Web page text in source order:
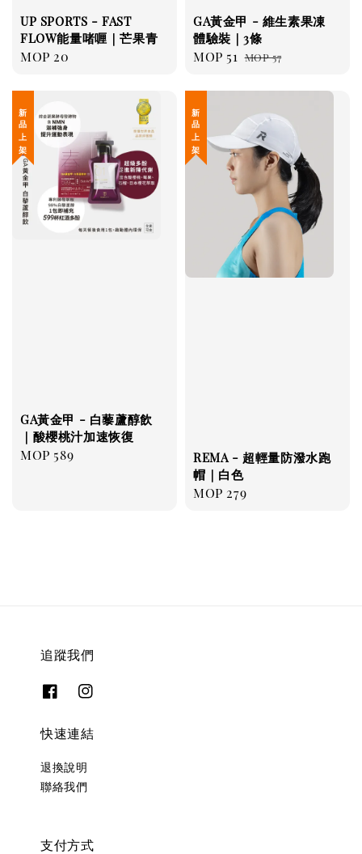
UP SPORTS - FAST
FLOW能量啫喱｜芒果青
Regular
MOP 20
GA黃金甲 - 維生素果凍
體驗裝｜3條
Sale
MOP 51 Regular
MOP 57
新 品 上 架
GA黃金甲 - 白藜蘆醇飲
｜酸櫻桃汁加速恢復
Regular
MOP 589
新 品 上 架
REMA - 超輕量防潑水跑
帽｜白色
Regular
MOP 279
追蹤我們
快速連結
退換說明
聯絡我們
支付方式